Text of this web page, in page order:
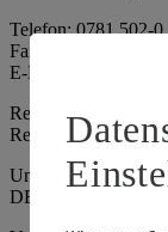
Telefon: 0781 502-0
Fax: 0781 502-6180
E-Mail:
Registergericht:
Registernummer:
Umsatzsteuer-
DE815916131